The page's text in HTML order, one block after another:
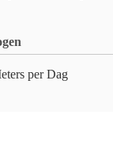
per Dag